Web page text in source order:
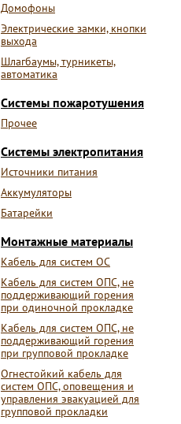
Домофоны
Электрические замки, кнопки
выхода
Шлагбаумы, турникеты,
автоматика
Системы пожаротушения
Прочее
Системы электропитания
Источники питания
Аккумуляторы
Батарейки
Монтажные материалы
Кабель для систем ОС
Кабель для систем ОПС, не
поддерживающий горения
при одиночной прокладке
Кабель для систем ОПС, не
поддерживающий горения
при групповой прокладке
Огнестойкий кабель для
систем ОПС, оповещения и
управления эвакуацией для
групповой прокладки